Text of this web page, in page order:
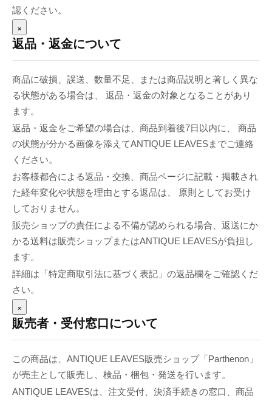
認ください。
×
返品・返金について
商品に破損、誤送、数量不足、または商品説明と著しく異な
る状態がある場合は、 返品・返金の対象となることがあり
ます。
返品・返金をご希望の場合は、商品到着後7日以内に、 商品
の状態が分かる画像を添えてANTIQUE LEAVESまでご連絡
ください。
お客様都合による返品・交換、商品ページに記載・掲載され
た経年変化や状態を理由とする返品は、 原則としてお受け
しておりません。
販売ショップの責任による不備が認められる場合、返送にか
かる送料は販売ショップまたはANTIQUE LEAVESが負担し
ます。
詳細は「特定商取引法に基づく表記」の返品欄をご確認くだ
さい。
×
販売者・受付窓口について
この商品は、ANTIQUE LEAVES販売ショップ「Parthenon」
が売主として販売し、検品・梱包・発送を行います。
ANTIQUE LEAVESは、注文受付、決済手続きの窓口、商品